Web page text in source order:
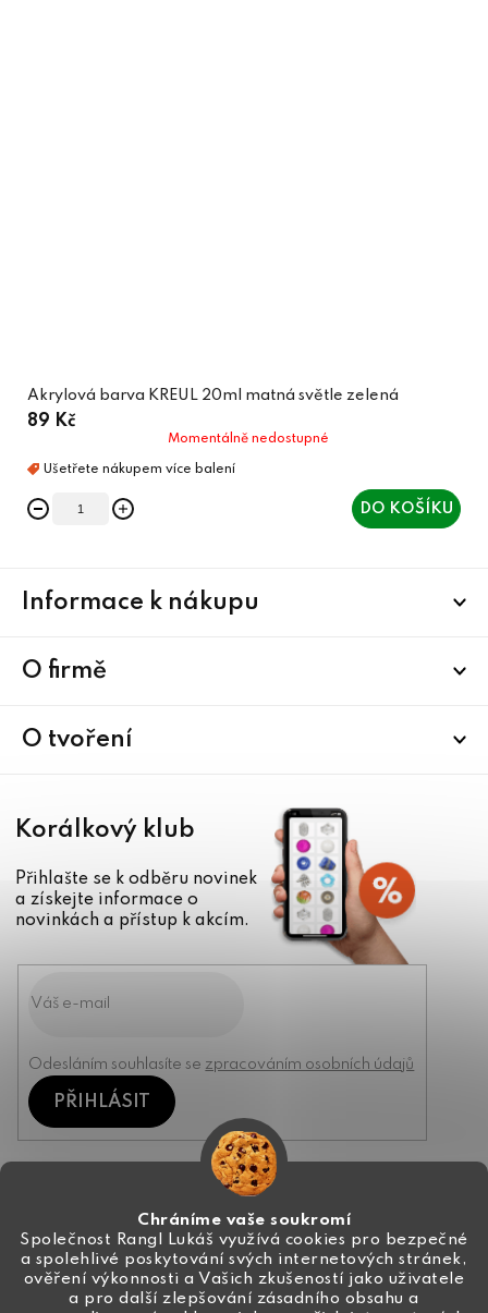
Chráníme vaše soukromí
Společnost Rangl Lukáš využívá cookies pro bezpečné
a spolehlivé poskytování svých internetových stránek,
ověření výkonnosti a Vašich zkušeností jako uživatele
a pro další zlepšování zásadního obsahu a
Akrylová barva KREUL 20ml matná světle zelená
89 Kč
Momentálně nedostupné
DO KOŠÍKU
Informace k nákupu
O firmě
O tvoření
Korálkový klub
Přihlašte se k odběru novinek
a získejte informace o
novinkách a přístup k akcím.
Odesláním souhlasíte se zpracováním osobních údajů
PŘIHLÁSIT
+420 774 444 191